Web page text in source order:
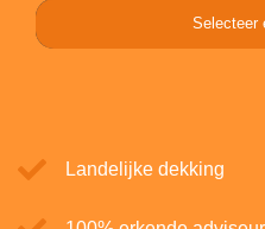
Selecteer
Landelijke dekking